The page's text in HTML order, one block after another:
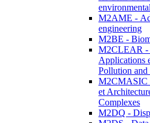
M2AME -
engineering
M2BE -
M2CLEAR -
Applications
Pollution and
M2CMASIC
et
Complexes
M2DQ -